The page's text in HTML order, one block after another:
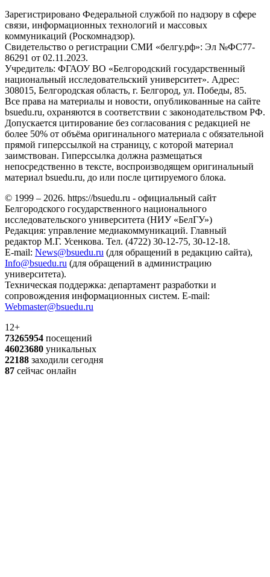
Зарегистрировано Федеральной службой по надзору в сфере
связи, информационных технологий и массовых
коммуникаций (Роскомнадзор).
Свидетельство о регистрации СМИ «белгу.рф»: Эл №ФС77-
86291 от 02.11.2023.
Учредитель: ФГАОУ ВО «Белгородский государственный
национальный исследовательский университет». Адрес:
308015, Белгородская область, г. Белгород, ул. Победы, 85.
Все права на материалы и новости, опубликованные на сайте
bsuedu.ru, охраняются в соответствии с законодательством РФ.
Допускается цитирование без согласования с редакцией не
более 50% от объёма оригинального материала с обязательной
прямой гиперссылкой на страницу, с которой материал
заимствован. Гиперссылка должна размещаться
непосредственно в тексте, воспроизводящем оригинальный
материал bsuedu.ru, до или после цитируемого блока.
© 1999 – 2026. https://bsuedu.ru - официальный сайт
Белгородского государственного национального
исследовательского университета (НИУ «БелГУ»)
Редакция: управление медиакоммуникаций. Главный
редактор М.Г. Усенкова. Тел. (4722) 30-12-75, 30-12-18.
E-mail: News@bsuedu.ru (для обращений в редакцию сайта),
Info@bsuedu.ru (для обращений в администрацию
университета).
Техническая поддержка: департамент разработки и
сопровождения информационных систем. E-mail:
Webmaster@bsuedu.ru
12+
73265954 посещений
46023680 уникальных
22188 заходили сегодня
87 сейчас онлайн